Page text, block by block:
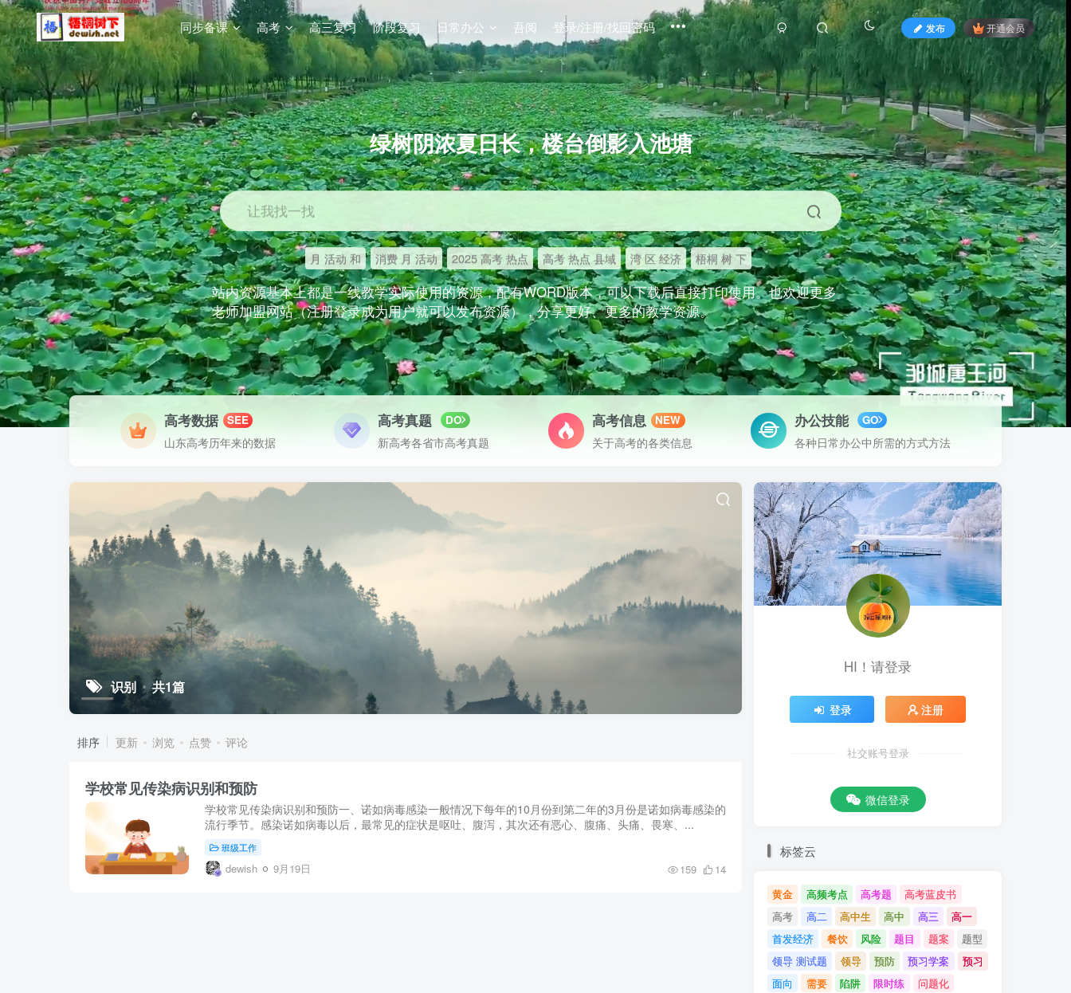
同步备课 高考 高三复习 阶段复习 日常办公 吾阅 登录/注册/找回密码 发布 开通会员
绿树阴浓夏日长，楼台倒影入池塘
让我找一找
月 活动 和 消费 月 活动 2025 高考 热点 高考 热点 县域 湾 区 经济 梧桐 树 下
站内资源基本上都是一线教学实际使用的资源，配有WORD版本，可以下载后直接打印使用。也欢迎更多
老师加盟网站（注册登录成为用户就可以发布资源），分享更好、更多的教学资源。
高考数据 SEE
山东高考历年来的数据
高考真题 DO
新高考各省市高考真题
高考信息 NEW
关于高考的各类信息
办公技能 GO
各种日常办公中所需的方式方法
识别 共1篇
排序 更新 浏览 点赞 评论
学校常见传染病识别和预防
学校常见传染病识别和预防一、诺如病毒感染一般情况下每年的10月份到第二年的3月份是诺如病毒感染的
流行季节。感染诺如病毒以后，最常见的症状是呕吐、腹泻，其次还有恶心、腹痛、头痛、畏寒、...
班级工作
dewish 9月19日 159 14
HI！请登录
登录 注册
社交账号登录
微信登录
标签云
黄金 高频考点 高考题
高考蓝皮书
高考
高二 高中生 高中 高三
高一
首发经济
餐饮 风险 题目 题案
题型
领导 测试题
领导 预防 预习学案
预习
面向
需要 陷阱 限时练
问题化